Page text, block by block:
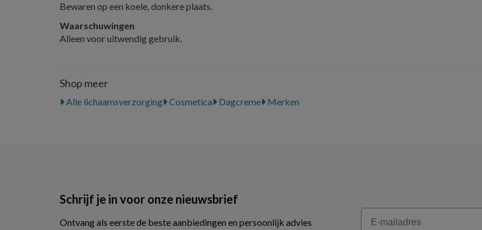
Bewaren op een koele, donkere plaats.
Waarschuwingen
Alleen voor uitwendig gebruik.
Shop meer
Alle lichaamsverzorging Cosmetica Dagcreme Merken
Schrijf je in voor onze nieuwsbrief
Ontvang als eerste de beste aanbiedingen en persoonlijk advies
Email